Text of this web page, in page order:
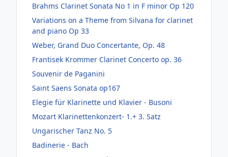
Brahms Clarinet Sonata No 1 in F minor Op 120
Variations on a Theme from Silvana for clarinet
and piano Op 33
Weber, Grand Duo Concertante, Op. 48
Frantisek Krommer Clarinet Concerto op. 36
Souvenir de Paganini
Saint Saens Sonata op167
Elegie für Klarinette und Klavier - Busoni
Mozart Klarinettenkonzert- 1.+ 3. Satz
Ungarischer Tanz No. 5
Badinerie - Bach